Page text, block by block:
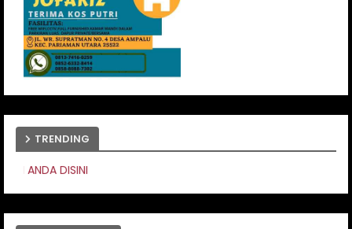
TRENDING